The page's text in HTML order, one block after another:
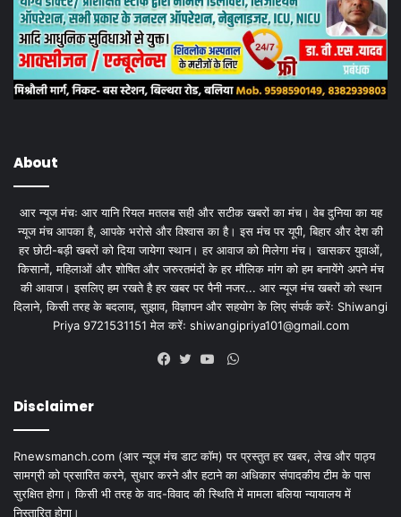
About
आर न्यूज मंचः आर यानि रियल मतलब सही और सटीक खबरों का मंच। वेब दुनिया का यह
न्यूज मंच आपका है, आपके भरोसे और विश्वास का है। इस मंच पर यूपी, बिहार और देश की
हर छोटी-बड़ी खबरों को दिया जायेगा स्थान। हर आवाज को मिलेगा मंच। खासकर युवाओं,
किसानों, महिलाओं और शोषित और जरुरतमंदों के हर मौलिक मांग को हम बनायेंगे अपने मंच
की आवाज। इसलिए हम रखते है हर खबर पर पैनी नजर... आर न्यूज मंच खबरों को स्थान
दिलाने, किसी तरह के बदलाव, सुझाव, विज्ञापन और सहयोग के लिए संपर्क करेंः Shiwangi
Priya 9721531151 मेल करेंः shiwangipriya101@gmail.com
WhatsApp
Disclaimer
Rnewsmanch.com (आर न्यूज मंच डाट काॅम) पर प्रस्तुत हर खबर, लेख और पाठ्य
सामग्री को प्रसारित करने, सुधार करने और हटाने का अधिकार संपादकीय टीम के पास
सुरक्षित होगा। किसी भी तरह के वाद-विवाद की स्थिति में मामला बलिया न्यायालय में
निस्तारित होगा।